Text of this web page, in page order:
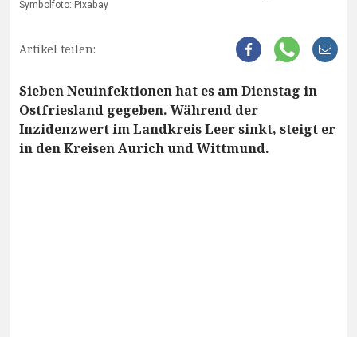
Symbolfoto: Pixabay
Artikel teilen:
Sieben Neuinfektionen hat es am Dienstag in
Ostfriesland gegeben. Während der
Inzidenzwert im Landkreis Leer sinkt, steigt er
in den Kreisen Aurich und Wittmund.